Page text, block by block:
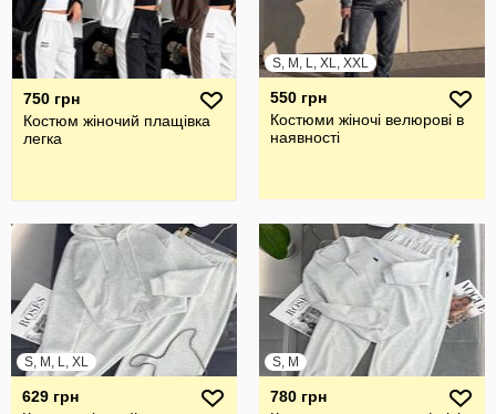
750 грн
Костюм жіночий плащівка
легка
S, M, L, XL, XXL
550 грн
Костюми жіночі велюрові в
наявності
S, M, L, XL
629 грн
S, M
780 грн